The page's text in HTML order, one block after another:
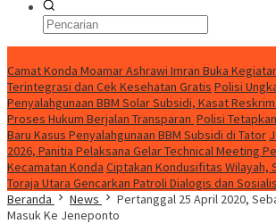
Camat Konda Moamar Ashrawi Imran Buka
Terintegrasi dan Cek Kesehatan Gratis Polisi
Penyalahgunaan BBM Solar Subsidi, Kasat
Proses Hukum Berjalan Transparan Polisi
Baru Kasus Penyalahgunaan BBM Subsidi di Tator
2026, Panitia Pelaksana Gelar Technical Meeting
Kecamatan Konda Ciptakan Kondusifitas Wilayah,
Toraja Utara Gencarkan Patroli Dialogis dan
Beranda
News
Pertanggal 25 April 2020,
Masuk Ke Jeneponto